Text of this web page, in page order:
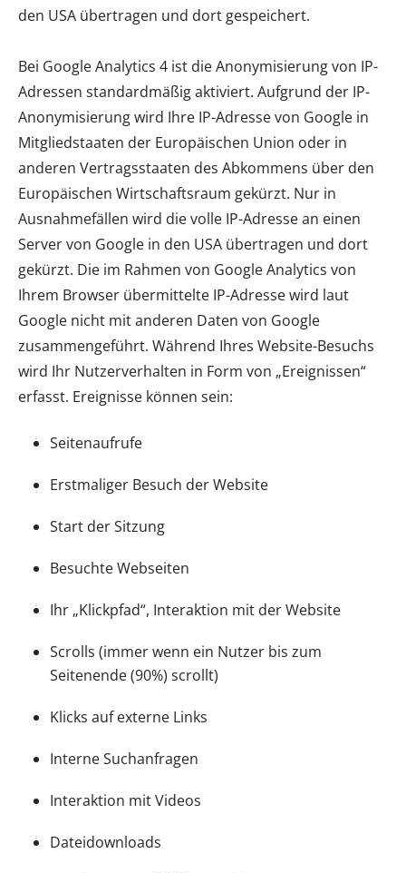
den USA übertragen und dort gespeichert.
Bei Google Analytics 4 ist die Anonymisierung von IP-
Adressen standardmäßig aktiviert. Aufgrund der IP-
Anonymisierung wird Ihre IP-Adresse von Google in
Mitgliedstaaten der Europäischen Union oder in
anderen Vertragsstaaten des Abkommens über den
Europäischen Wirtschaftsraum gekürzt. Nur in
Ausnahmefällen wird die volle IP-Adresse an einen
Server von Google in den USA übertragen und dort
gekürzt. Die im Rahmen von Google Analytics von
Ihrem Browser übermittelte IP-Adresse wird laut
Google nicht mit anderen Daten von Google
zusammengeführt. Während Ihres Website-Besuchs
wird Ihr Nutzerverhalten in Form von „Ereignissen“
erfasst. Ereignisse können sein:
Seitenaufrufe
Erstmaliger Besuch der Website
Start der Sitzung
Besuchte Webseiten
Ihr „Klickpfad“, Interaktion mit der Website
Scrolls (immer wenn ein Nutzer bis zum
Seitenende (90%) scrollt)
Klicks auf externe Links
Interne Suchanfragen
Interaktion mit Videos
Dateidownloads